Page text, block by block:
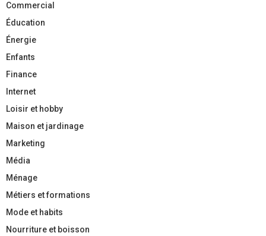
Commercial
Éducation
Énergie
Enfants
Finance
Internet
Loisir et hobby
Maison et jardinage
Marketing
Média
Ménage
Métiers et formations
Mode et habits
Nourriture et boisson